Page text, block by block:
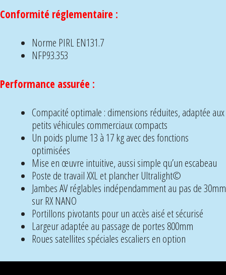
Conformité réglementaire :
Norme PIRL EN131.7
NFP93.353
Performance assurée :
Compacité optimale : dimensions réduites, adaptée aux
petits véhicules commerciaux compacts
Un poids plume 13 à 17 kg avec des fonctions
optimisées
Mise en œuvre intuitive, aussi simple qu’un escabeau
Poste de travail XXL et plancher Ultralight©
Jambes AV réglables indépendamment au pas de 30mm
sur RX NANO
Portillons pivotants pour un accès aisé et sécurisé
Largeur adaptée au passage de portes 800mm
Roues satellites spéciales escaliers en option